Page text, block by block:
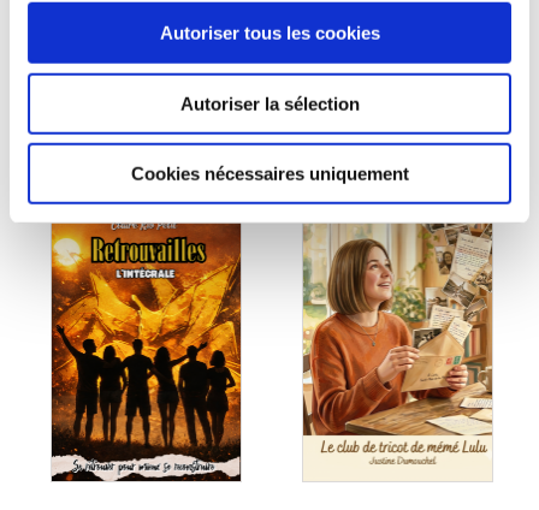
Autoriser tous les cookies
Autoriser la sélection
Cookies nécessaires uniquement